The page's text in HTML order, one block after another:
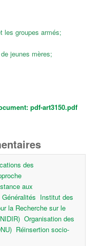
les groupes armés;
jeunes mères;
pdf-art3150.pdf
des
aux
Généralités Institut des
la Recherche sur le
Organisation des
Réinsertion socio-